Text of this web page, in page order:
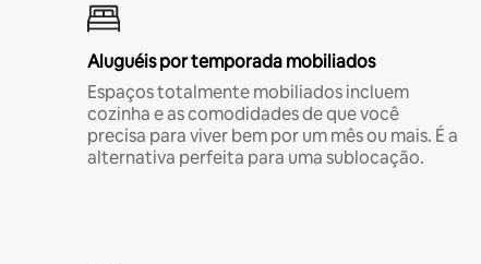
Aluguéis por temporada mobiliados
Espaços totalmente mobiliados incluem
cozinha e as comodidades de que você
precisa para viver bem por um mês ou mais. É a
alternativa perfeita para uma sublocação.